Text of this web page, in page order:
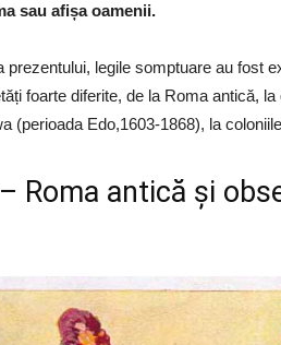
sau afișa oamenii.
prezentului, legile somptuare au fost
foarte diferite, de la Roma antică,
(perioada Edo,1603-1868), la
Roma antică și